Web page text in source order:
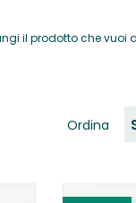
il prodotto che
Ordina